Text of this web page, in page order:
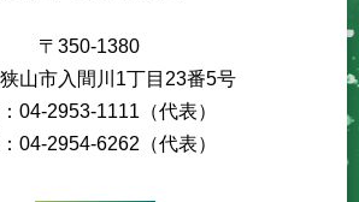
〒350-1380
山市入間川1丁目23番5号
04-2953-1111（代表）
04-2954-6262（代表）